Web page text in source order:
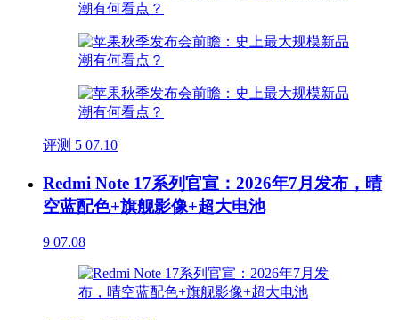
评测 5 07.10
Redmi Note 17系列官宣：2026年7月发布，晴
空蓝配色+旗舰影像+超大电池
9 07.08